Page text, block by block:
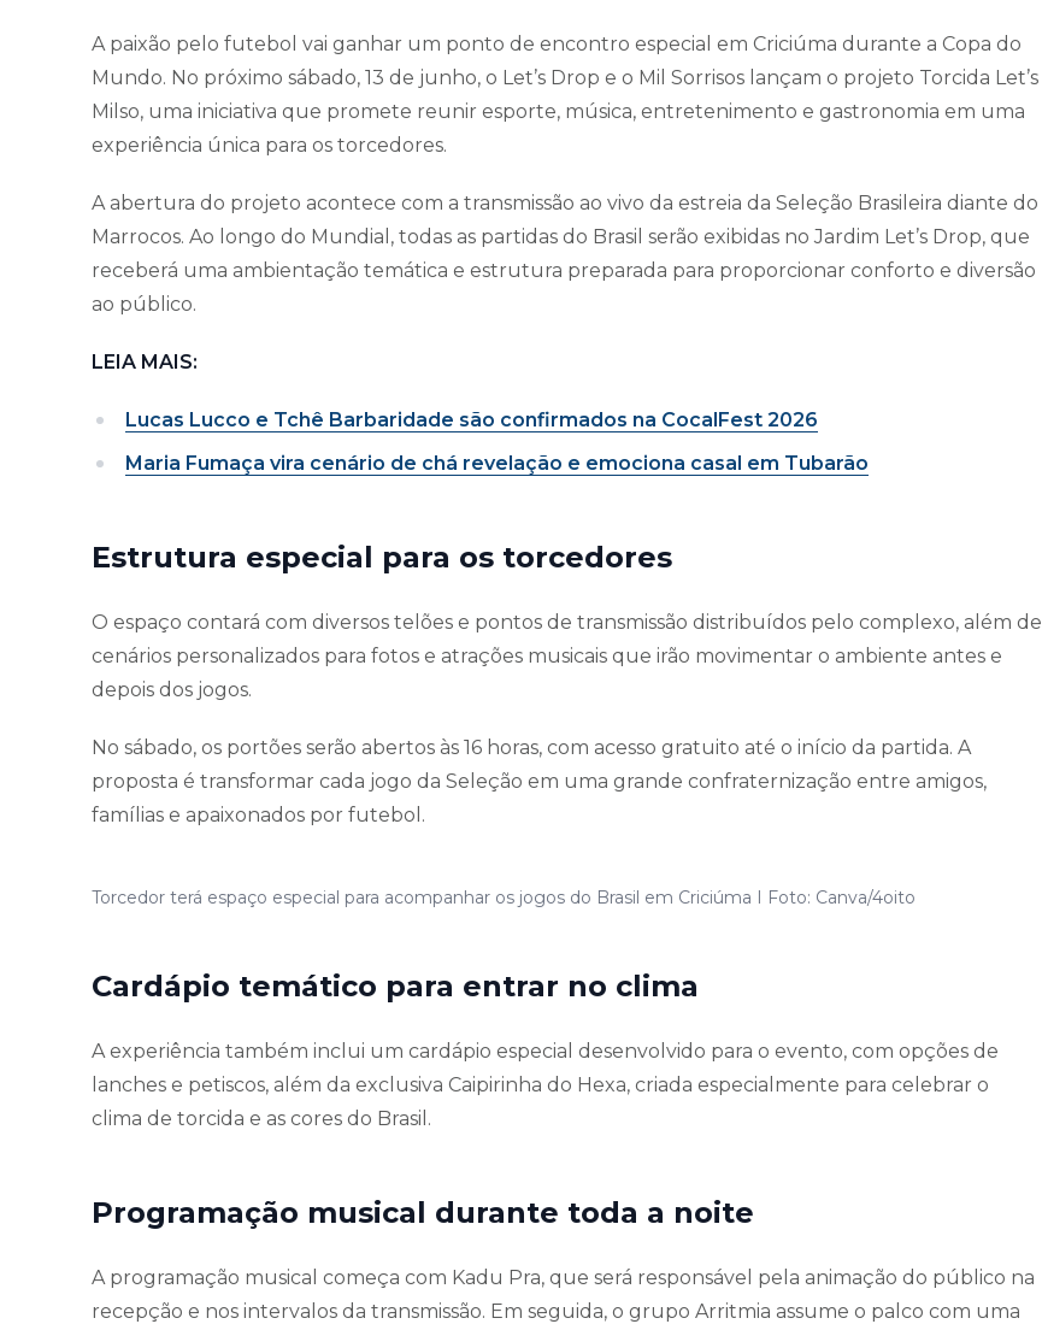
A paixão pelo futebol vai ganhar um ponto de encontro especial em Criciúma durante a Copa do
Mundo. No próximo sábado, 13 de junho, o Let’s Drop e o Mil Sorrisos lançam o projeto Torcida Let’s
Milso, uma iniciativa que promete reunir esporte, música, entretenimento e gastronomia em uma
experiência única para os torcedores.
A abertura do projeto acontece com a transmissão ao vivo da estreia da Seleção Brasileira diante do
Marrocos. Ao longo do Mundial, todas as partidas do Brasil serão exibidas no Jardim Let’s Drop, que
receberá uma ambientação temática e estrutura preparada para proporcionar conforto e diversão
ao público.
LEIA MAIS:
Lucas Lucco e Tchê Barbaridade são confirmados na CocalFest 2026
Maria Fumaça vira cenário de chá revelação e emociona casal em Tubarão
Estrutura especial para os torcedores
O espaço contará com diversos telões e pontos de transmissão distribuídos pelo complexo, além de
cenários personalizados para fotos e atrações musicais que irão movimentar o ambiente antes e
depois dos jogos.
No sábado, os portões serão abertos às 16 horas, com acesso gratuito até o início da partida. A
proposta é transformar cada jogo da Seleção em uma grande confraternização entre amigos,
famílias e apaixonados por futebol.
Torcedor terá espaço especial para acompanhar os jogos do Brasil em Criciúma I Foto: Canva/4oito
Cardápio temático para entrar no clima
A experiência também inclui um cardápio especial desenvolvido para o evento, com opções de
lanches e petiscos, além da exclusiva Caipirinha do Hexa, criada especialmente para celebrar o
clima de torcida e as cores do Brasil.
Programação musical durante toda a noite
A programação musical começa com Kadu Pra, que será responsável pela animação do público na
recepção e nos intervalos da transmissão. Em seguida, o grupo Arritmia assume o palco com uma